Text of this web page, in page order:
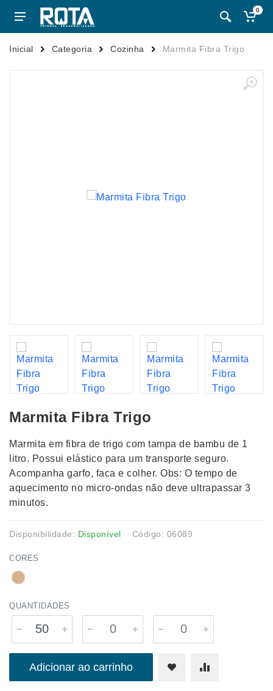
0
Inicial Categoria Cozinha Marmita Fibra Trigo
Marmita Fibra Trigo
Marmita em fibra de trigo com tampa de bambu de 1
litro. Possui elástico para um transporte seguro.
Acompanha garfo, faca e colher. Obs: O tempo de
aquecimento no micro-ondas não deve ultrapassar 3
minutos.
Disponibilidade: Disponível Código: 06089
CORES
QUANTIDADES
Adicionar ao carrinho